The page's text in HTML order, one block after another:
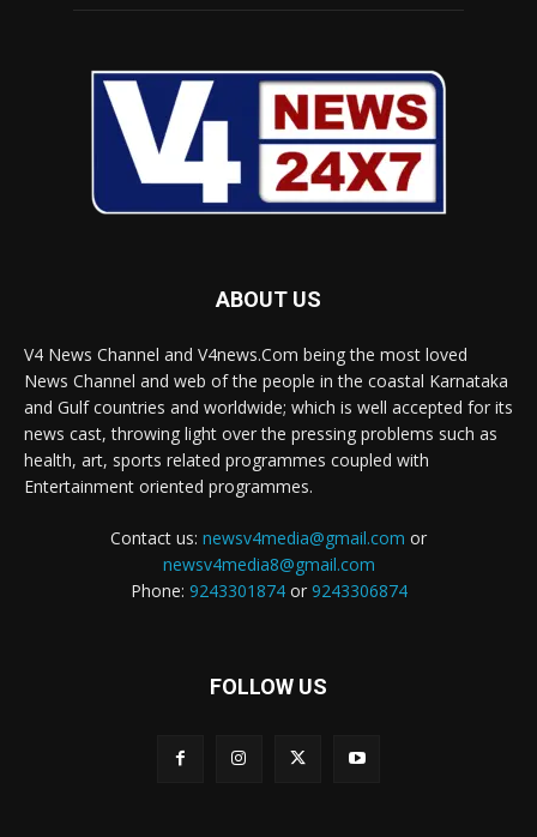
ABOUT US
V4 News Channel and V4news.Com being the most loved
News Channel and web of the people in the coastal Karnataka
and Gulf countries and worldwide; which is well accepted for its
news cast, throwing light over the pressing problems such as
health, art, sports related programmes coupled with
Entertainment oriented programmes.
Contact us: newsv4media@gmail.com or
newsv4media8@gmail.com
Phone: 9243301874or 9243306874
FOLLOW US